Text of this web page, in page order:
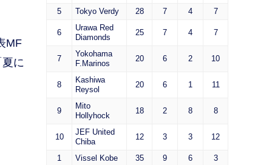
MF
に
5 Tokyo Verdy 28 7 4 7
6
Urawa Red
Diamonds
25 7 4 7
7
Yokohama
F.Marinos
20 6 2 10
8
Kashiwa
Reysol
20 6 1 11
9
Mito
Hollyhock
18 2 8 8
10
JEF United
Chiba
12 3 3 12
1 Vissel Kobe 35 9 6 3